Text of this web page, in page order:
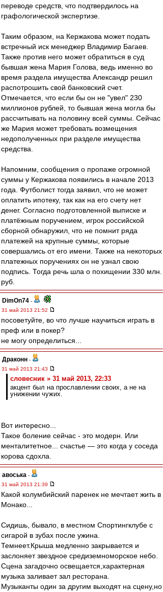
переводе средств, что подтвердилось на
графологической экспертизе.
Таким образом, на Кержакова может подать
встречный иск менеджер Владимир Багаев.
Также против него может обратиться в суд
бывшая жена Мария Голова, ведь именно во
время раздела имущества Александр решил
распотрошить свой банковский счет.
Отмечается, что если бы он не "увел" 230
миллионов рублей, то бывшая жена могла бы
рассчитывать на половину всей суммы. Сейчас
же Мария может требовать возмещения
недополученных при разделе имущества
средства.
Напомним, сообщения о пропаже огромной
суммы у Кержакова появились в начале 2013
года. Футболист тогда заявил, что не может
оплатить ипотеку, так как на его счету нет
денег. Согласно подготовленной выписке и
платёжным поручением, игрок российской
сборной обнаружил, что не помнит ряда
платежей на крупные суммы, которые
совершались от его имени. Также на некоторых
платежных поручениях он не узнал свою
подпись. Тогда речь шла о похищении 330 млн.
руб.
DimOn74 -
31 май 2013 21:52
посоветуйте, во что лучше научиться играть в
преф или в покер?
не могу определиться...
Драконн -
31 май 2013 21:43
словесник » 31 май 2013, 22:33
акцент был на прославлении своих, а не на
унижении чужих.
Вот интересно...
Такое боление сейчас - это модерн. Или
менталитетное... счастье ― это когда у соседа
корова сдохла.
авоська -
31 май 2013 21:39
Какой колумбийский паренек не мечтает жить в
Монако...
Сидишь, бывало, в местном Спортингклубе с
сигарой в зубах после ужина.
Темнеет.Крыша медленно закрывается и
заслоняет звездное средиземноморское небо.
Сцена загадочно освещается,характерная
музыка заливает зал ресторана.
Музыканты один за другим выходят на сцену,но